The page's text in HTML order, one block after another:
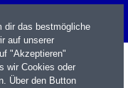
dir das bestmögliche
auf unserer
"Akzeptieren"
wir Cookies oder
Über den Button